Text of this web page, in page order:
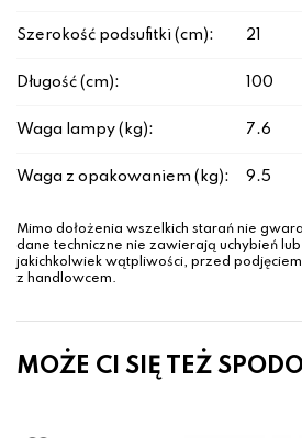
Szerokość podsufitki (cm): 21
Długość (cm): 100
Waga lampy (kg): 7.6
Waga z opakowaniem (kg): 9.5
Mimo dołożenia wszelkich starań nie
dane techniczne nie zawierają uchybień
jakichkolwiek wątpliwości, przed
z handlowcem.
MOŻE CI SIĘ TEŻ